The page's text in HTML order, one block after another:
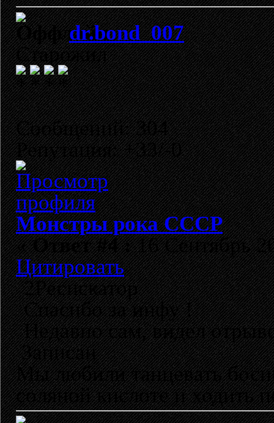
dr.bond_007
Старожил
Сообщений: 304
Репутация: +33/-0
Монстры рока СССР
«Ответ #4 :16 Сентябрь
Цитировать
2Ресискатор
Спасибо за инфу !
Недавно сам, видел
Записан
Мы любили танцевать
соляной кислоте и ходить